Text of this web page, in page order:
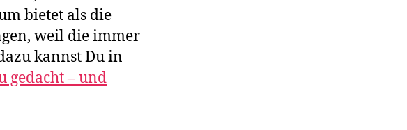
bietet als die
weil die immer
kannst Du in
gedacht – und